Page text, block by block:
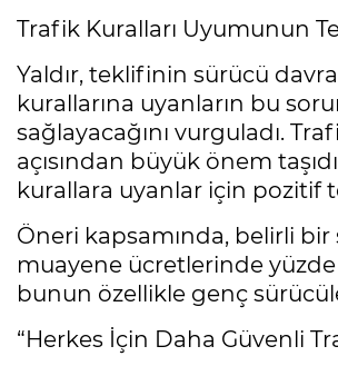
Trafik Kuralları Uyumunun
Yaldır, teklifinin sürücü
kurallarına uyanların bu
sağlayacağını vurguladı.
açısından büyük önem
kurallara uyanlar için pozitif
Öneri kapsamında, belirli
muayene ücretlerinde
bunun özellikle genç
“Herkes İçin Daha Güvenli